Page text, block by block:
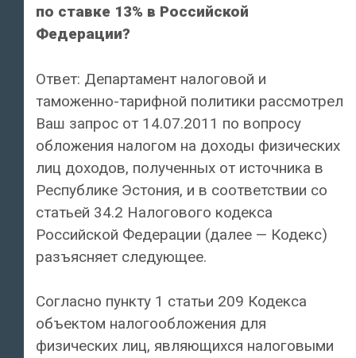
по ставке 13% в Российской
Федерации?
Ответ: Департамент налоговой и
таможенно-тарифной политики рассмотрел
Ваш запрос от 14.07.2011 по вопросу
обложения налогом на доходы физических
лиц доходов, полученных от источника в
Республике Эстония, и в соответствии со
статьей 34.2 Налогового кодекса
Российской Федерации (далее — Кодекс)
разъясняет следующее.
Согласно пункту 1 статьи 209 Кодекса
объектом налогообложения для
физических лиц, являющихся налоговыми